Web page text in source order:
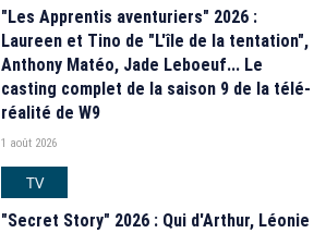
"Les Apprentis aventuriers" 2026 :
Laureen et Tino de "L'île de la tentation",
Anthony Matéo, Jade Leboeuf... Le
casting complet de la saison 9 de la télé-
réalité de W9
1 août 2026
TV
"Secret Story" 2026 : Qui d'Arthur, Léonie